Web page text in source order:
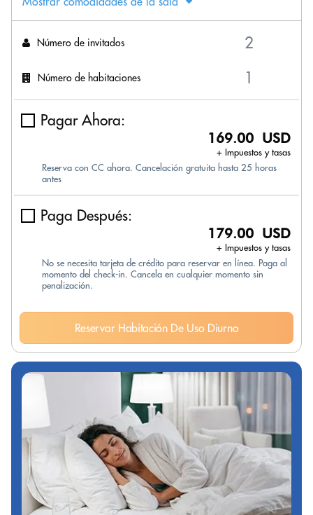
Número de invitados
Número de habitaciones
Pagar Ahora:
169.00 USD
+ Impuestos y tasas
Reserva con CC ahora. Cancelación gratuita hasta 25 horas
antes
Paga Después:
179.00 USD
+ Impuestos y tasas
No se necesita tarjeta de crédito para reservar en línea. Paga al
momento del check-in. Cancela en cualquier momento sin
penalización.
Reservar Habitación De Uso Diurno